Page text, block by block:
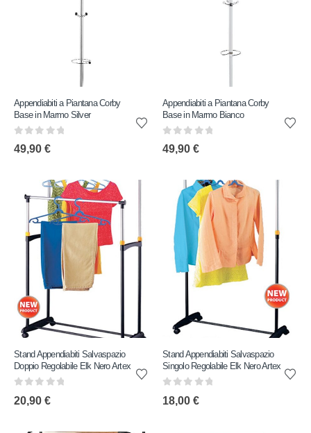
Appendiabiti a Piantana Corby
Base in Marmo Silver
0 out of 5
49,90 €
Appendiabiti a Piantana Corby
Base in Marmo Bianco
0 out of 5
49,90 €
Stand Appendiabiti Salvaspazio
Doppio Regolabile Elk Nero Artex
20,90 €
Stand Appendiabiti Salvaspazio
Singolo Regolabile Elk Nero Artex
18,00 €